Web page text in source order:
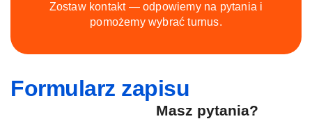
Zostaw kontakt — odpowiemy na pytania i
pomożemy wybrać turnus.
Formularz zapisu
Masz pytania?